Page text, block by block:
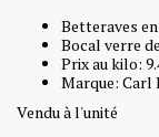
Betteraves
Bocal verre
Prix au kilo:
Marque: Carl
Vendu à l'unité